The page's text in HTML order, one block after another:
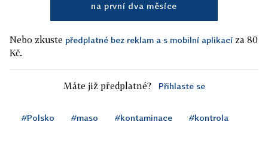
na první dva měsíce
Nebo zkuste předplatné bez reklam a s mobilní aplikací za 80
Kč.
Máte již předplatné? Přihlaste se
#Polsko #maso #kontaminace #kontrola